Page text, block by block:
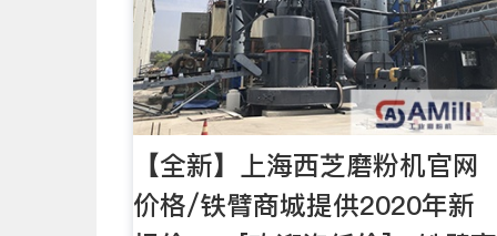
【全新】上海西芝磨粉机官网
价格/铁臂商城提供2020年新